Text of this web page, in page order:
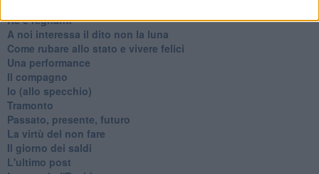
Re e regnanti
A noi interessa il dito non la luna
Come rubare allo stato e vivere felici
Una performance
Il compagno
​Io (allo specchio)
Tramonto
Passato, presente, futuro
La virtù del non fare
Il giorno dei saldi
L'ultimo post